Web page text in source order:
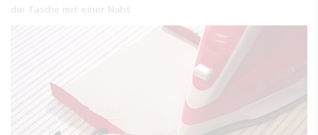
die Tasche mit einer Naht.